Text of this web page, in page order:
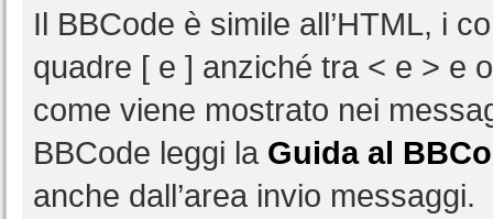
Il BBCode è simile all’HTML, i
quadre [ e ] anziché tra < e > e
come viene mostrato nei
BBCode leggi la Guida al
anche dall’area invio messaggi.